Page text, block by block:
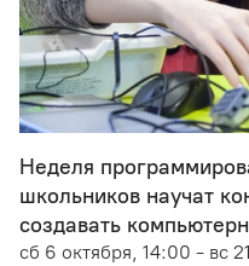
Неделя
школьников научат
создавать
сб 6 октября, 14:00 - вс